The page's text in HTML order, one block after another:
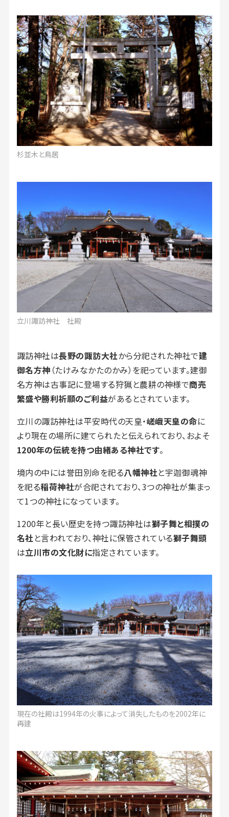
杉並木と鳥居
立川諏訪神社 社殿
諏訪神社は長野の諏訪大社から分祀された神社で建
御名方神 （たけみなかたのかみ）を祀っています。建御
名方神は古事記に登場する狩猟と農耕の神様で商売
繁盛や勝利祈願のご利益があるとされています。
立川の諏訪神社は平安時代の天皇・嵯峨天皇の命に
より現在の場所に建てられたと伝えられており、およそ
1200年の伝統を持つ由緒ある神社です。
境内の中には誉田別命を祀る八幡神社と宇迦御魂神
を祀る稲荷神社が合祀されており、3つの神社が集まっ
て1つの神社になっています。
1200年と長い歴史を持つ諏訪神社は獅子舞と相撲の
名社と言われており、神社に保管されている獅子舞頭
は立川市の文化財に指定されています。
現在の社殿は1994年の火事によって消失したものを2002年に
再建